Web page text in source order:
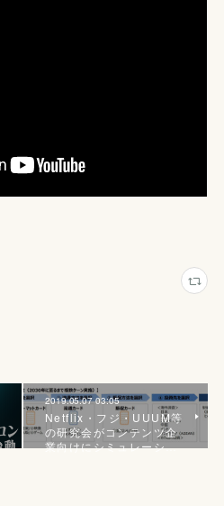
2019.05.07 03:05
Netflix・フジ・UUUM等
の研究会がコンテンツ企
業向けにシミュレーシ…